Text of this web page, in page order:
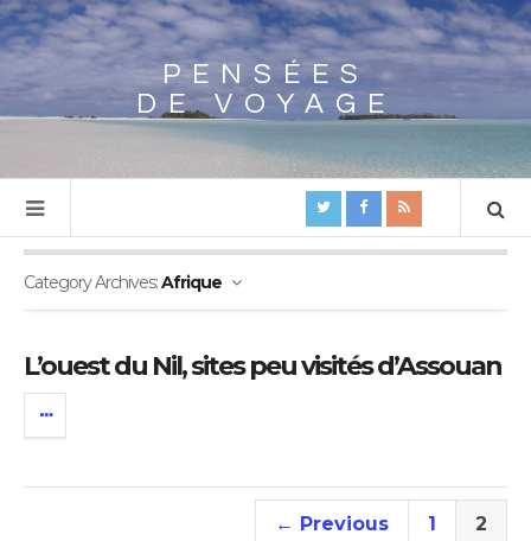
Array
PENSÉES
DE VOYAGE
Category Archives:Afrique
L’ouest du Nil, sites peu visités d’Assouan
← Previous 1 2